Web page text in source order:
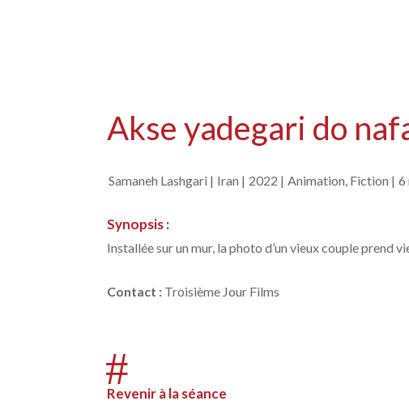
Akse yadegari do
Samaneh Lashgari | Iran | 2022 | Animation, Fiction | 6
Synopsis :
Installée sur un mur, la photo d’un vieux couple prend
Contact : Troisième Jour Films
#
Revenir à la séance